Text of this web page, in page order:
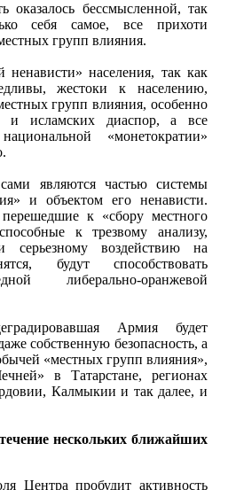
оказалось бессмысленной, так
себя самое, все прихоти
групп влияния.
ненависти» населения, так как
жестоки к населению,
групп влияния, особенно
и исламских диаспор, а все
«монетократии»
являются частью системы
и объектом его ненависти.
к «сбору местного
к трезвому анализу,
серьезному воздействию на
будут способствовать
либерально-оранжевой
Армия будет
собственную безопасность, а
«местных групп влияния»,
в Татарстане, регионах
Калмыкии и так далее, и
нескольких ближайших
Центра пробудит активность